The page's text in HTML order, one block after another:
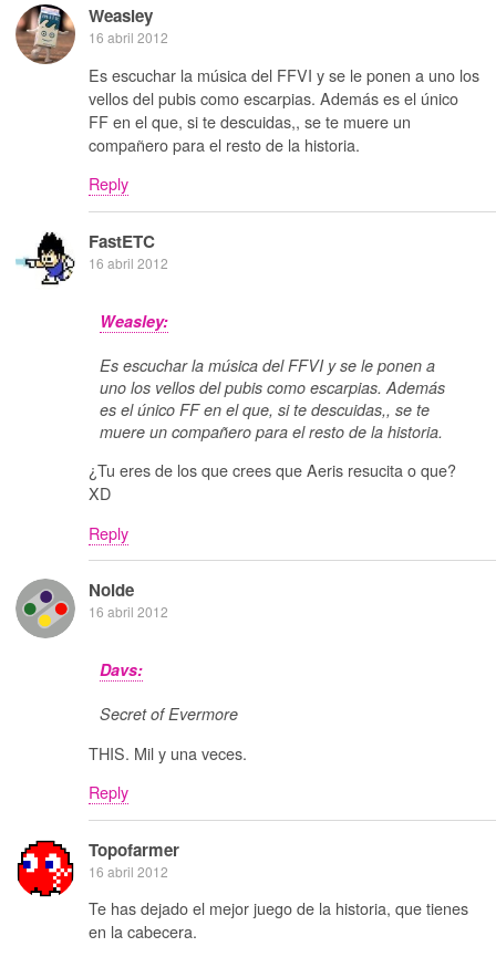
Weasley
16 abril 2012
Es escuchar la música del FFVI y se le ponen a uno los
vellos del pubis como escarpias. Además es el único
FF en el que, si te descuidas,, se te muere un
compañero para el resto de la historia.
Reply
FastETC
16 abril 2012
Weasley:
Es escuchar la música del FFVI y se le ponen a
uno los vellos del pubis como escarpias. Además
es el único FF en el que, si te descuidas,, se te
muere un compañero para el resto de la historia.
¿Tu eres de los que crees que Aeris resucita o que?
XD
Reply
Noide
16 abril 2012
Davs:
Secret of Evermore
THIS. Mil y una veces.
Reply
Topofarmer
16 abril 2012
Te has dejado el mejor juego de la historia, que tienes
en la cabecera.